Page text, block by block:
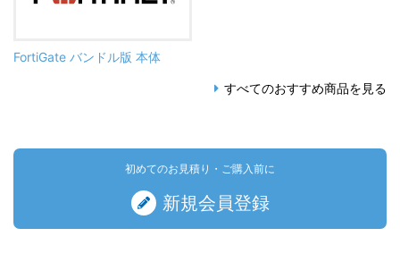
FortiGate バンドル版 本体
すべてのおすすめ商品を見る
初めてのお見積り・ご購入前に
新規会員登録